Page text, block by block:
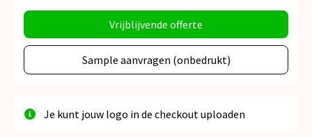
Vrijblijvende offerte
Sample aanvragen (onbedrukt)
Je kunt jouw logo in de checkout uploaden